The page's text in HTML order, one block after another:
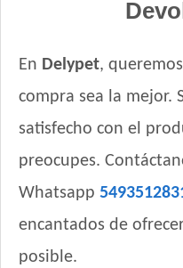
En Delypet,
compra sea la mejor.
satisfecho con el
preocupes.
Whatsapp
encantados de
posible.